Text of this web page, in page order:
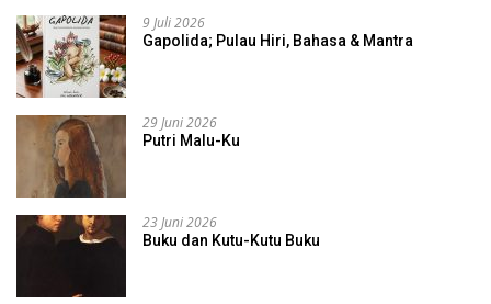
9 Juli 2026
Gapolida; Pulau Hiri, Bahasa & Mantra
29 Juni 2026
Putri Malu-Ku
23 Juni 2026
Buku dan Kutu-Kutu Buku